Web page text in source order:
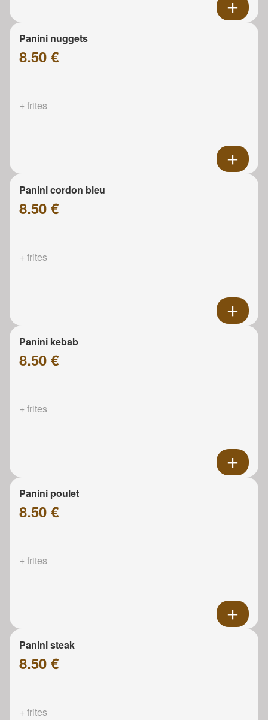
Panini nuggets
8.50 €
+ frites
Panini cordon bleu
8.50 €
+ frites
Panini kebab
8.50 €
+ frites
Panini poulet
8.50 €
+ frites
Panini steak
8.50 €
+ frites